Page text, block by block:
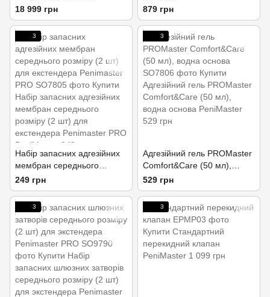
PeniMaster PRO Premium,
містить ремінь
18 999 грн
879 грн
3
Набір запасних адгезійних
мембран середнього
розміру (2 шт) для
екстендера Penimaster PRO
249 грн
3
Адгезійний гель PROMaster
Comfort&Care (50 мл),
водна основа
529 грн
3 3